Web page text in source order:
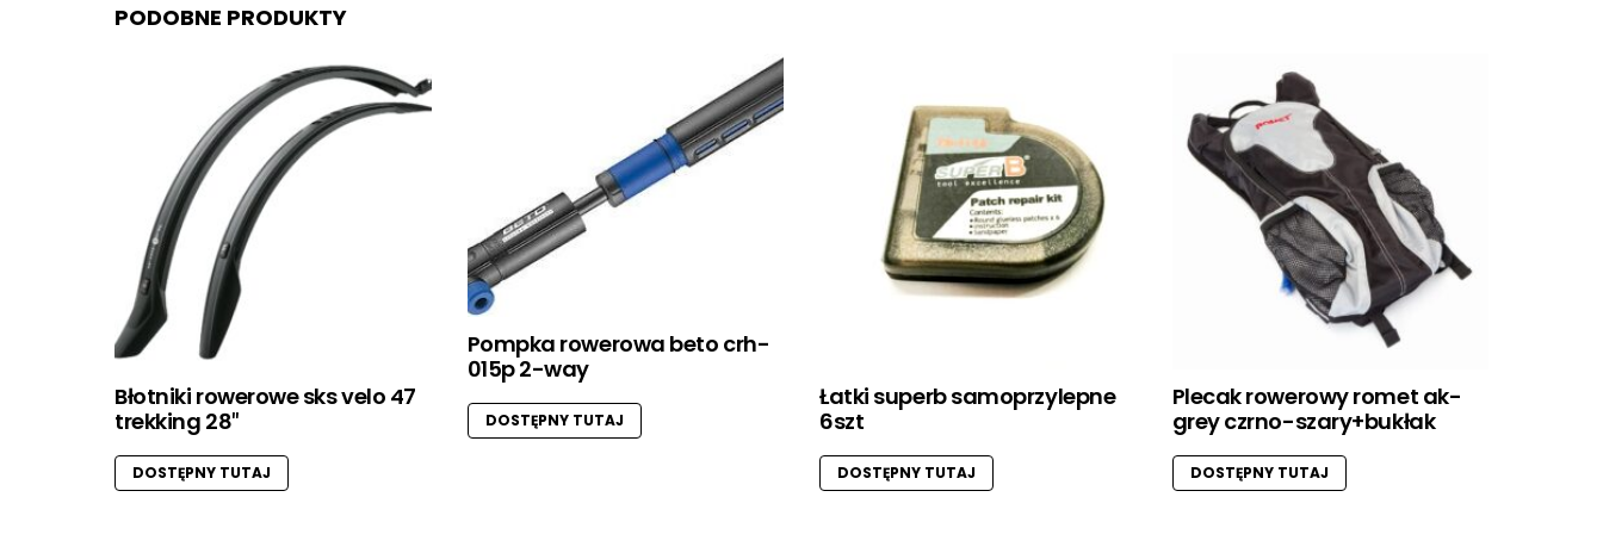
PODOBNE PRODUKTY
Błotniki rowerowe sks velo 47
trekking 28″
DOSTĘPNY TUTAJ
Pompka rowerowa beto crh-
015p 2-way
DOSTĘPNY TUTAJ
Łatki superb samoprzylepne
6szt
DOSTĘPNY TUTAJ
Plecak rowerowy romet ak-
grey czrno-szary+bukłak
DOSTĘPNY TUTAJ